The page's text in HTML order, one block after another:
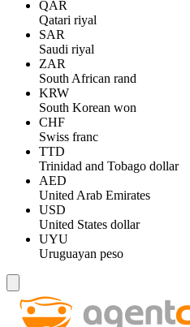
QAR
Qatari riyal
SAR
Saudi riyal
ZAR
South African rand
KRW
South Korean won
CHF
Swiss franc
TTD
Trinidad and Tobago dollar
AED
United Arab Emirates
USD
United States dollar
UYU
Uruguayan peso